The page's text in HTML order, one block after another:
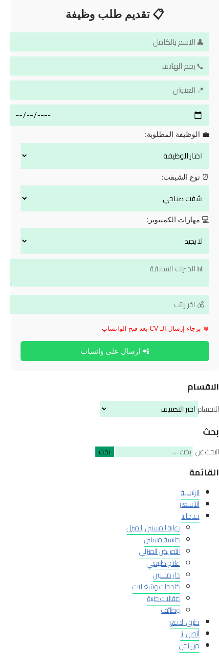
📋 تقديم طلب وظيفة
💼 الوظيفة المطلوبة:
⏰ نوع الشيفت:
💻 مهارات الكمبيوتر:
📎 برجاء إرسال الـ CV بعد فتح الواتساب
📲 إرسال على واتساب
الاقسام
الاقسام
بحث
البحث عن:
القائمة
الرئيسية
الآسعار
خدماتنا
رعاية المسنين بالمنزل
جليسة مسنين
التمريض المنزلي
علاج طبيعي
دار مسنين
خادمات وشغالات
مقالات طبية
وظائف
طرق الدفع
أتصل بنا
من نحن